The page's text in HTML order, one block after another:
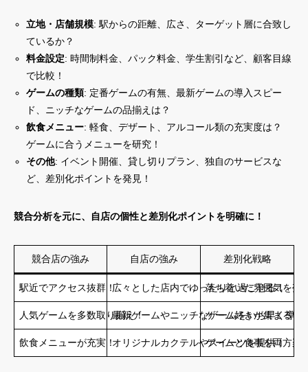
立地・店舗規模: 駅からの距離、広さ、ターゲット層に合致し
ているか？
料金設定: 時間制料金、パック料金、学生割引など、顧客目線
で比較！
ゲームの種類: 定番ゲームの有無、最新ゲームの導入スピー
ド、ニッチなゲームの品揃えは？
飲食メニュー: 軽食、デザート、アルコール類の充実度は？
ゲームに合うメニューを研究！
その他: イベント開催、貸し切りプラン、独自のサービスな
ど、差別化ポイントを発見！
競合分析を元に、自店の個性と差別化ポイントを明確に！
競合店の強み 自店の強み 差別化戦略
駅近でアクセス抜群！広々とした店内でゆったりと過ごせる！
落ち着いた雰囲気を売
人気ゲームを多数取り揃え！最新ゲームやニッチなゲームをいち早く導入
ゲーム好きが集まるコ
飲食メニューが充実！オリジナルカクテルやスイーツを提供！
ゲームと食事を両方楽